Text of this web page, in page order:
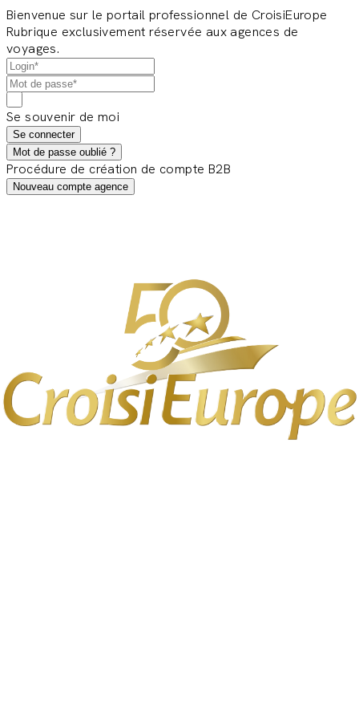
Bienvenue sur le portail professionnel de CroisiEurope
Rubrique exclusivement réservée aux agences de
voyages.
Se souvenir de moi
Se connecter
Mot de passe oublié ?
Procédure de création de compte B2B
Nouveau compte agence